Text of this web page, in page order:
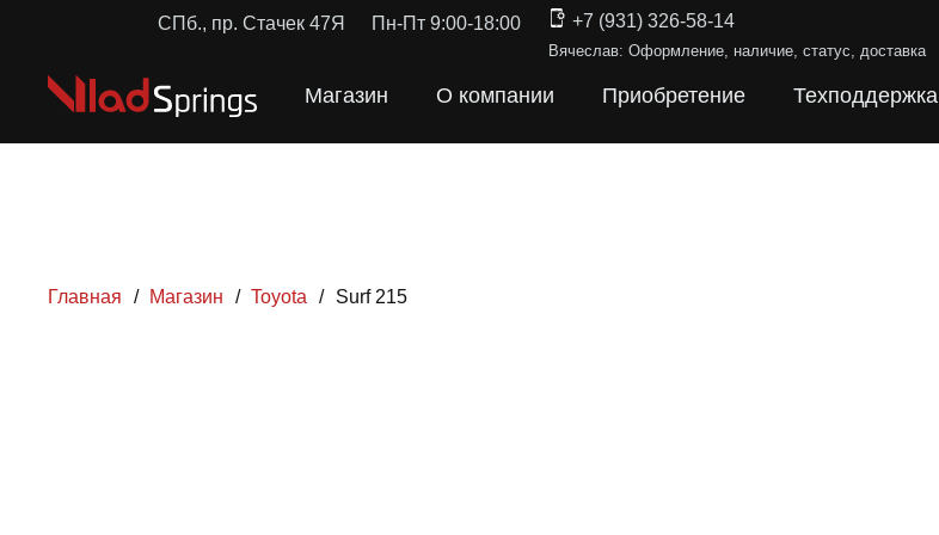
СПб., пр. Стачек 47Я Пн-Пт 9:00-18:00 +7 (931) 326-58-14
Вячеслав: Оформление, наличие, статус, доставка
Магазин О компании Приобретение Техподдержка
Главная / Магазин / Toyota / Surf 215